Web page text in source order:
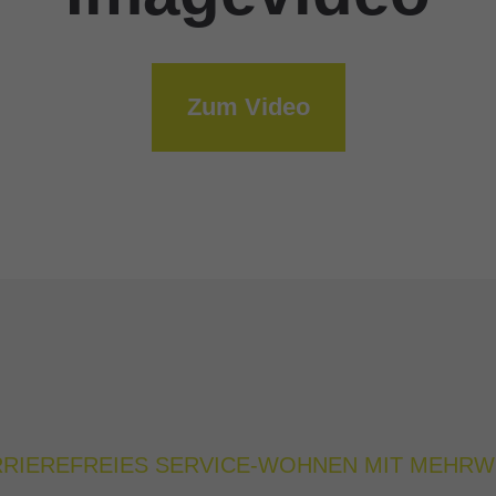
Zum Video
SERVICE-WOHNEN MIT